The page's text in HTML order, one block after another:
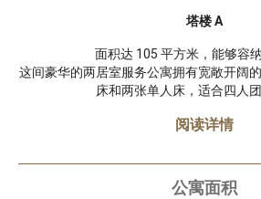
塔楼 A
面积达 105 平方米，能够容
这间豪华的两居室服务公寓拥有宽敞开阔
床和两张单人床，适合四人团
阅读详情
公寓面积